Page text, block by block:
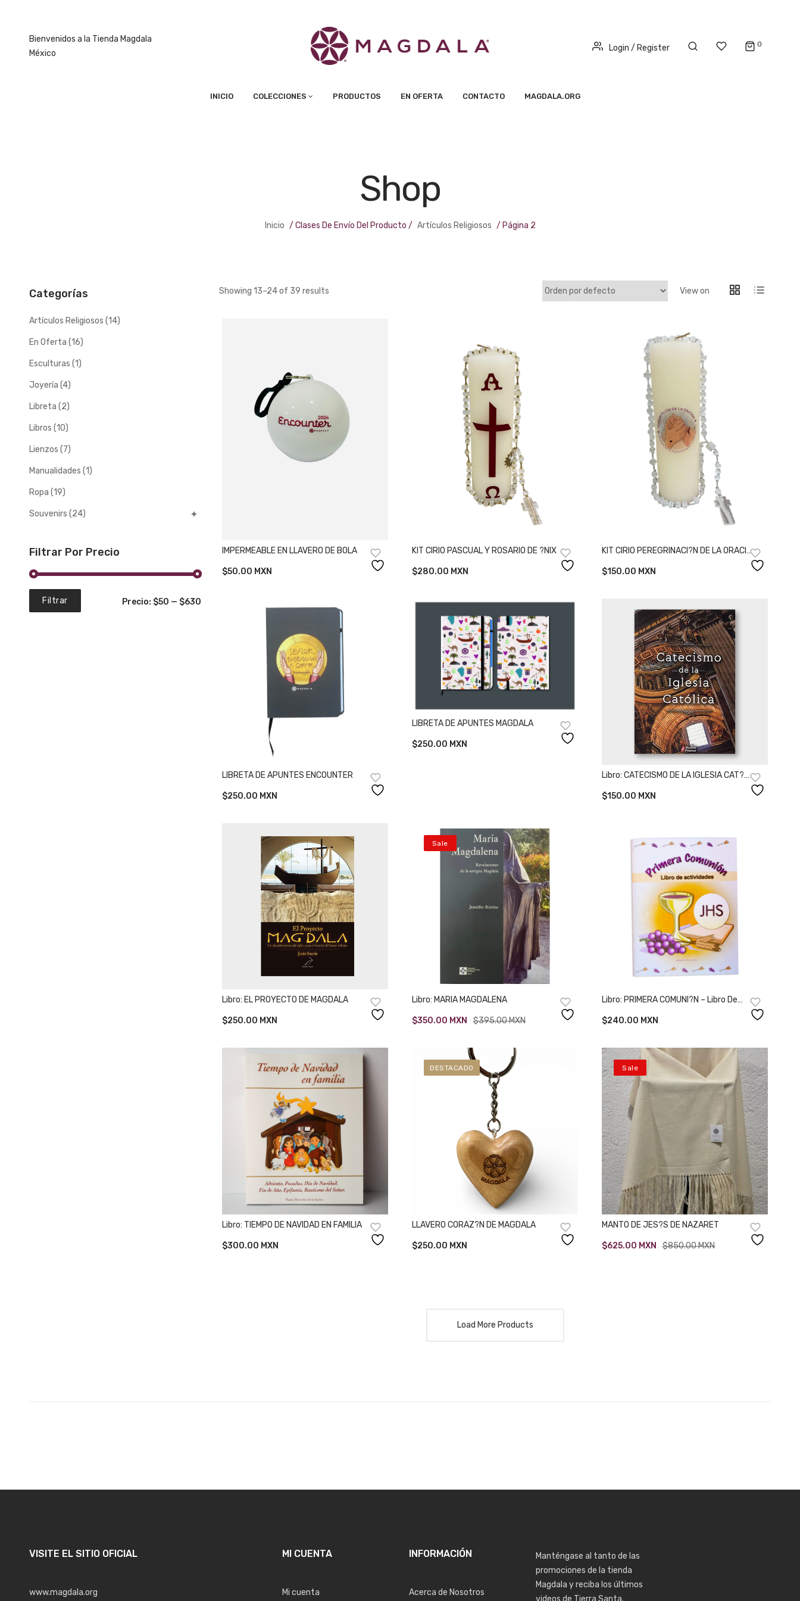
Bienvenidos a la Tienda Magdala
México
Login / Register 0
INICIO COLECCIONES PRODUCTOS EN OFERTA CONTACTO MAGDALA.ORG
Shop
Inicio / Clases De Envío Del Producto / Artículos Religiosos / Página 2
Categorías
Artículos Religiosos (14)
En Oferta (16)
Esculturas (1)
Joyería (4)
Libreta (2)
Libros (10)
Lienzos (7)
Manualidades (1)
Ropa (19)
Souvenirs (24)
Filtrar Por Precio
Filtrar Precio: $50 — $630
View on
Showing 13–24of 39 results
IMPERMEABLE EN LLAVERO DE BOLA
$50.00 MXN
KIT CIRIO PASCUAL Y ROSARIO DE ?NIX
$280.00 MXN
KIT CIRIO PEREGRINACI?N DE LA ORACI?
$150.00 MXN
LIBRETA DE APUNTES ENCOUNTER
$250.00 MXN
LIBRETA DE APUNTES MAGDALA
$250.00 MXN
Libro: CATECISMO DE LA IGLESIA CAT?
$150.00 MXN
Libro: EL PROYECTO DE MAGDALA
$250.00 MXN
Sale
Libro: MARIA MAGDALENA
$395.00MXN
Original
$395.00.
$350.00 MXNCurrent
is:
$350.00.
Libro: PRIMERA COMUNI?N – Libro De
$240.00 MXN
Libro: TIEMPO DE NAVIDAD EN FAMILIA
$300.00 MXN
DESTACADO
LLAVERO CORAZ?N DE MAGDALA
$250.00 MXN
Sale
MANTO DE JES?S DE NAZARET
$850.00MXN
Original
$625.00 MXN
Current
Load More Products
VISITE EL SITIO OFICIAL
www.magdala.org
MI CUENTA
Mi cuenta
INFORMACIÓN
Acerca de Nosotros
Manténgase al tanto de las
promociones de la tienda
Magdala y reciba los últimos
videos de Tierra Santa.